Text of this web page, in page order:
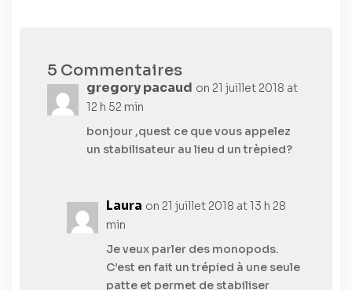
5 Commentaires
gregory pacaud on 21 juillet 2018 at
12 h 52 min
bonjour ,quest ce que vous appelez
un stabilisateur au lieu d un trèpied?
Laura on 21 juillet 2018 at 13 h 28
min
Je veux parler des monopods.
C’est en fait un trépied à une seule
patte et permet de stabiliser